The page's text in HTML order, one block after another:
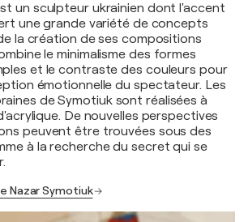
un sculpteur ukrainien dont l'accent
une grande variété de concepts
la création de ses compositions
le minimalisme des formes
et le contraste des couleurs pour
émotionnelle du spectateur. Les
de Symotiuk sont réalisées à
De nouvelles perspectives
peuvent être trouvées sous des
à la recherche du secret qui se
Nazar Symotiuk